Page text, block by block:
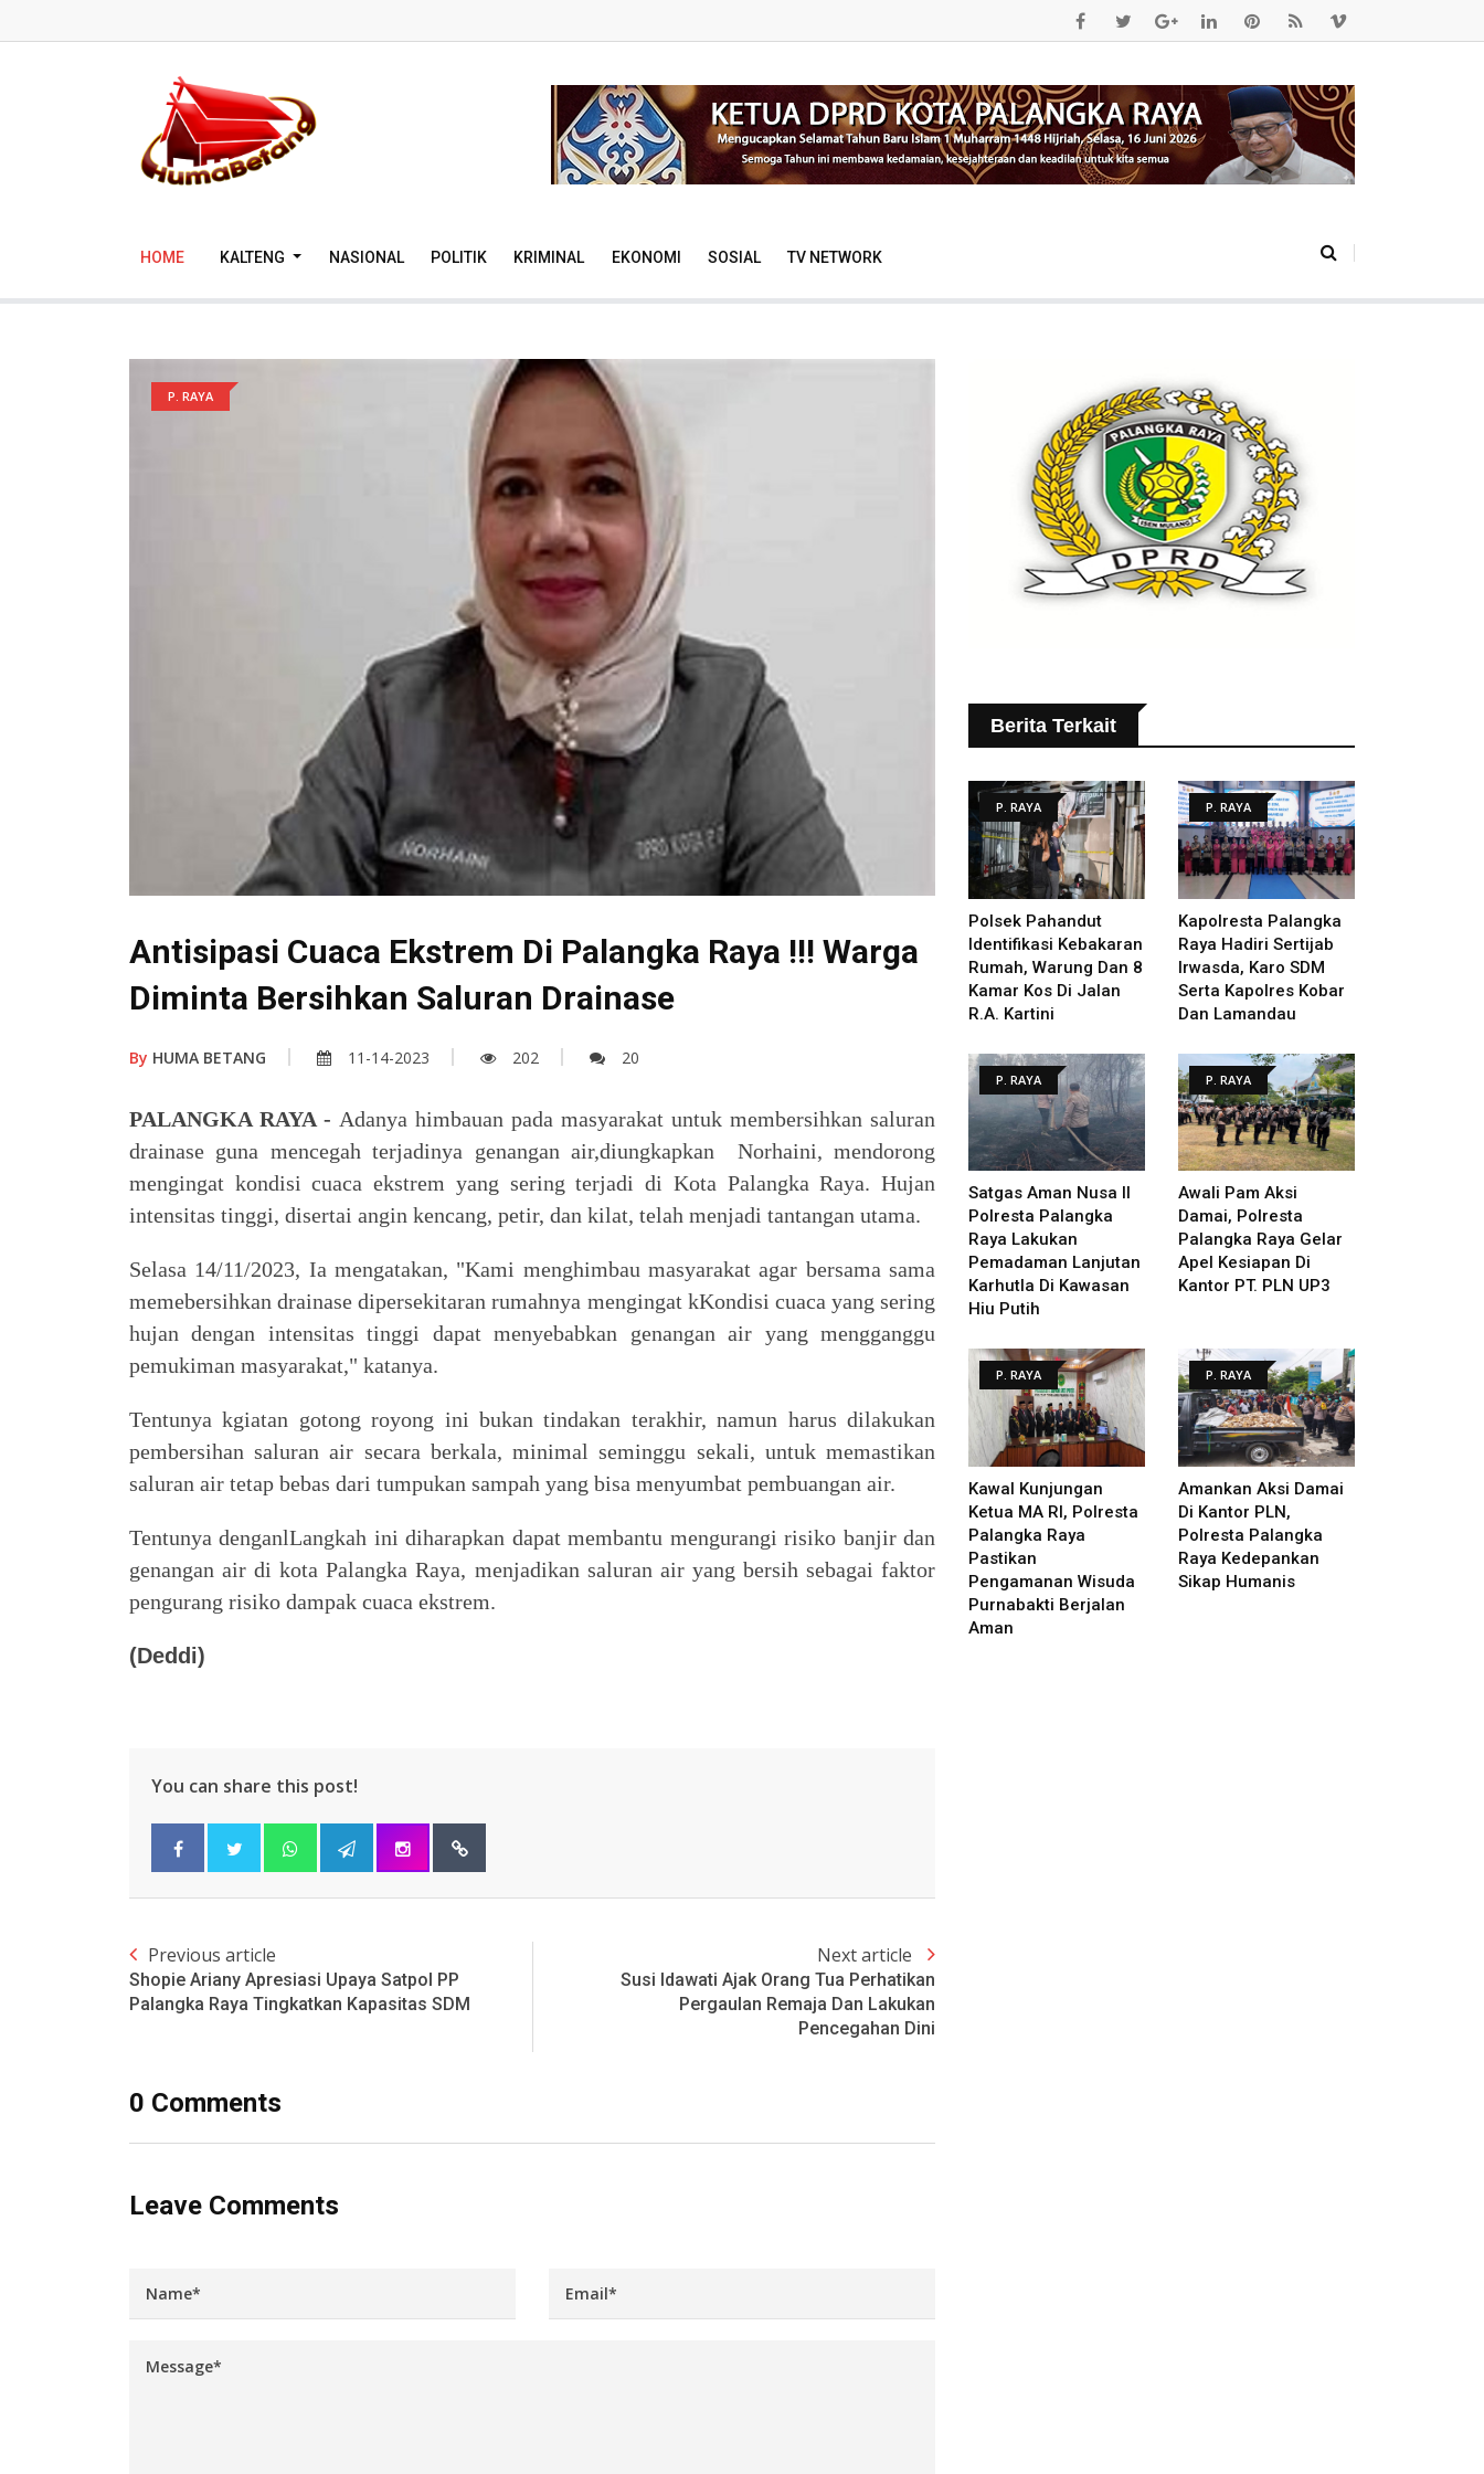
HOME KALTENG NASIONAL POLITIK KRIMINAL EKONOMI SOSIAL TV NETWORK
P. RAYA
Antisipasi Cuaca Ekstrem Di Palangka Raya !!! Warga
Diminta Bersihkan Saluran Drainase
By HUMA BETANG 11-14-2023 202 20
PALANGKA RAYA - Adanya himbauan pada masyarakat untuk membersihkan saluran
drainase guna mencegah terjadinya genangan air,diungkapkan Norhaini, mendorong
mengingat kondisi cuaca ekstrem yang sering terjadi di Kota Palangka Raya. Hujan
intensitas tinggi, disertai angin kencang, petir, dan kilat, telah menjadi tantangan utama.
Selasa 14/11/2023, Ia mengatakan, "Kami menghimbau masyarakat agar bersama sama
memebersihkan drainase dipersekitaran rumahnya mengingat kKondisi cuaca yang sering
hujan dengan intensitas tinggi dapat menyebabkan genangan air yang mengganggu
pemukiman masyarakat," katanya.
Tentunya kgiatan gotong royong ini bukan tindakan terakhir, namun harus dilakukan
pembersihan saluran air secara berkala, minimal seminggu sekali, untuk memastikan
saluran air tetap bebas dari tumpukan sampah yang bisa menyumbat pembuangan air.
Tentunya denganlLangkah ini diharapkan dapat membantu mengurangi risiko banjir dan
genangan air di kota Palangka Raya, menjadikan saluran air yang bersih sebagai faktor
pengurang risiko dampak cuaca ekstrem.
(Deddi)
You can share this post!
Previous article
Shopie Ariany Apresiasi Upaya Satpol PP
Palangka Raya Tingkatkan Kapasitas SDM
Next article
Susi Idawati Ajak Orang Tua Perhatikan
Pergaulan Remaja Dan Lakukan
Pencegahan Dini
0 Comments
Leave Comments
Berita Terkait
P. RAYA
Polsek Pahandut
Identifikasi Kebakaran
Rumah, Warung Dan 8
Kamar Kos Di Jalan
R.A. Kartini
P. RAYA
Kapolresta Palangka
Raya Hadiri Sertijab
Irwasda, Karo SDM
Serta Kapolres Kobar
Dan Lamandau
P. RAYA
Satgas Aman Nusa II
Polresta Palangka
Raya Lakukan
Pemadaman Lanjutan
Karhutla Di Kawasan
Hiu Putih
P. RAYA
Awali Pam Aksi
Damai, Polresta
Palangka Raya Gelar
Apel Kesiapan Di
Kantor PT. PLN UP3
P. RAYA
Kawal Kunjungan
Ketua MA RI, Polresta
Palangka Raya
Pastikan
Pengamanan Wisuda
Purnabakti Berjalan
Aman
P. RAYA
Amankan Aksi Damai
Di Kantor PLN,
Polresta Palangka
Raya Kedepankan
Sikap Humanis